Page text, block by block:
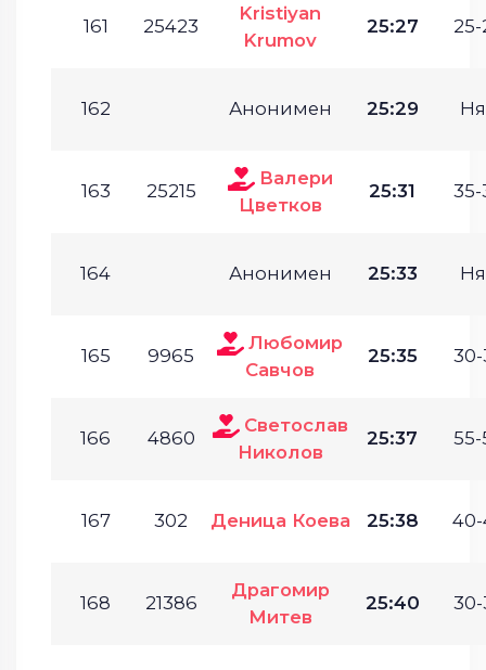
161 25423
Kristiyan
Krumov
25:27 25-
162 Анонимен 25:29
163 25215
Валери
Цветков
25:31 35-
164 Анонимен 25:33
165 9965
Любомир
Савчов
25:35 30-
166 4860
Светослав
Николов
25:37 55-
167 302 Деница Коева 25:38 40-
168 21386
Драгомир
Митев
25:40 30-